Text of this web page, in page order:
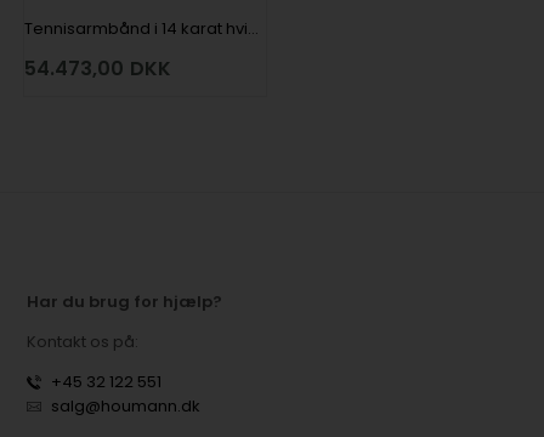
Tennisarmbånd i 14 karat hvidguld med 59 stk 0,05 ct Wesselton SI
54.473,00 DKK
Har du brug for hjælp?
Kontakt os på:
+45 32 122 551
salg@houmann.dk